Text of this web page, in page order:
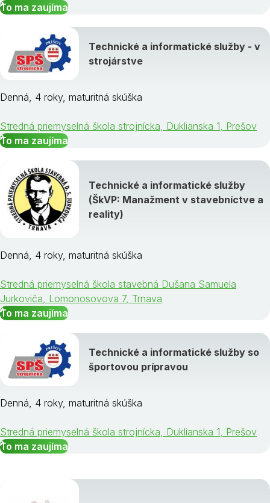
To ma zaujíma
Technické a informatické služby - v
strojárstve
Denná, 4 roky, maturitná skúška
Stredná priemyselná škola strojnícka, Duklianska 1, Prešov
To ma zaujíma
Technické a informatické služby
(ŠkVP: Manažment v stavebníctve a
reality)
Denná, 4 roky, maturitná skúška
Stredná priemyselná škola stavebná Dušana Samuela
Jurkoviča, Lomonosovova 7, Trnava
To ma zaujíma
Technické a informatické služby so
športovou prípravou
Denná, 4 roky, maturitná skúška
Stredná priemyselná škola strojnícka, Duklianska 1, Prešov
To ma zaujíma